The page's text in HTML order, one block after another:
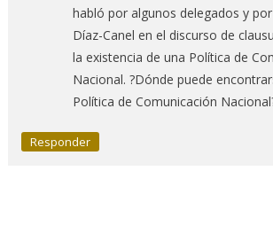
habló por algunos delegados y
Díaz-Canel en el discurso de
la existencia de una Política de
Nacional. ?Dónde puede
Política de Comunicación
Responder